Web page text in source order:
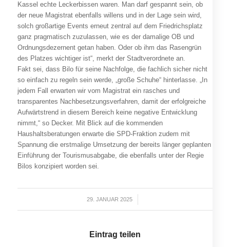
Kassel echte Leckerbissen waren. Man darf gespannt sein, ob
der neue Magistrat ebenfalls willens und in der Lage sein wird,
solch großartige Events erneut zentral auf dem Friedrichsplatz
ganz pragmatisch zuzulassen, wie es der damalige OB und
Ordnungsdezernent getan haben. Oder ob ihm das Rasengrün
des Platzes wichtiger ist“, merkt der Stadtverordnete an.
Fakt sei, dass Bilo für seine Nachfolge, die fachlich sicher nicht
so einfach zu regeln sein werde, „große Schuhe“ hinterlasse. „In
jedem Fall erwarten wir vom Magistrat ein rasches und
transparentes Nachbesetzungsverfahren, damit der erfolgreiche
Aufwärtstrend in diesem Bereich keine negative Entwicklung
nimmt,“ so Decker. Mit Blick auf die kommenden
Haushaltsberatungen erwarte die SPD-Fraktion zudem mit
Spannung die erstmalige Umsetzung der bereits länger geplanten
Einführung der Tourismusabgabe, die ebenfalls unter der Regie
Bilos konzipiert worden sei.
29. JANUAR 2025
/
Eintrag teilen